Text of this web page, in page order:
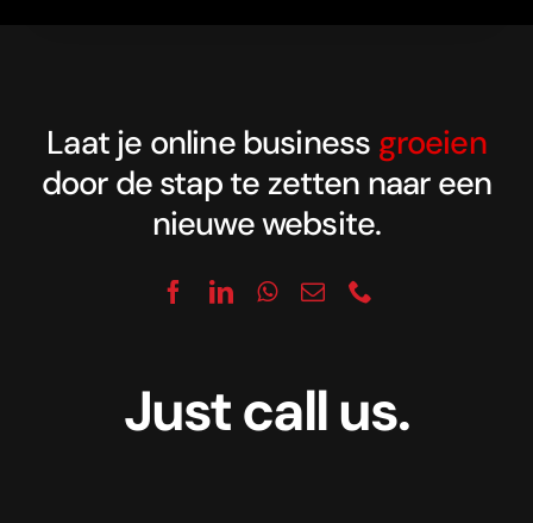
Laat je online business groeien
door de stap te zetten naar een
nieuwe website.
Just call us.